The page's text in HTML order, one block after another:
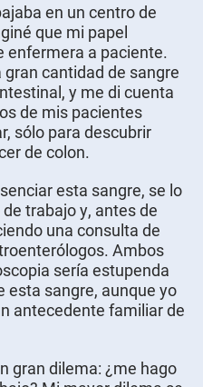
en un centro de
que mi papel
enfermera a paciente.
cantidad de sangre
y me di cuenta
de mis pacientes
sólo para descubrir
de colon.
esta sangre, se lo
trabajo y, antes de
una consulta de
Ambos
sería estupenda
esta sangre, aunque yo
antecedente familiar de
gran dilema: ¿me hago